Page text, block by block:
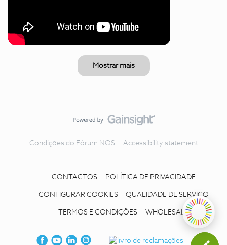
Mostrar mais
Condições do Fórum NOS Accessibility statement
CONTACTOS POLÍTICA DE PRIVACIDADE
CONFIGURAR COOKIES QUALIDADE DE SERVIÇO
TERMOS E CONDIÇÕES WHOLESALE